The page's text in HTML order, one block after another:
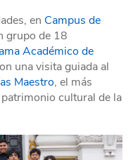
en Campus de
grupo de 18
Académico de
una visita guiada al
Maestro, el más
cultural de la